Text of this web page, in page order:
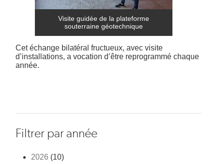
Visite guidée de la plateforme
souterraine géotechnique
Cet échange bilatéral fructueux, avec visite
d’installations, a vocation d’être reprogrammé chaque
année.
Filtrer par année
2026 (10)